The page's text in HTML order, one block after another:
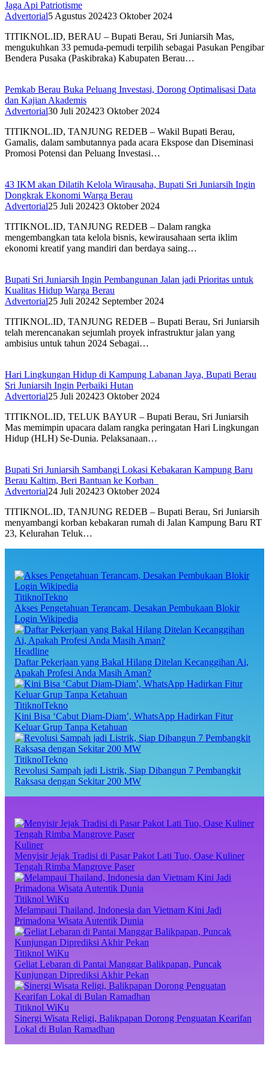
Jaga Api Patriotisme
Advertorial5 Agustus 202423 Oktober 2024
TITIKNOL.ID, BERAU – Bupati Berau, Sri Juniarsih Mas,
mengukuhkan 33 pemuda-pemudi terpilih sebagai Pasukan Pengibar
Bendera Pusaka (Paskibraka) Kabupaten Berau…
Pemkab Berau Buka Peluang Investasi, Dorong Optimalisasi Data
dan Kajian Akademis
Advertorial30 Juli 202423 Oktober 2024
TITIKNOL.ID, TANJUNG REDEB – Wakil Bupati Berau,
Gamalis, dalam sambutannya pada acara Ekspose dan Diseminasi
Promosi Potensi dan Peluang Investasi…
43 IKM akan Dilatih Kelola Wirausaha, Bupati Sri Juniarsih Ingin
Dongkrak Ekonomi Warga Berau
Advertorial25 Juli 202423 Oktober 2024
TITIKNOL.ID, TANJUNG REDEB – Dalam rangka
mengembangkan tata kelola bisnis, kewirausahaan serta iklim
ekonomi kreatif yang mandiri dan berdaya saing…
Bupati Sri Juniarsih Ingin Pembangunan Jalan jadi Prioritas untuk
Kualitas Hidup Warga Berau
Advertorial25 Juli 20242 September 2024
TITIKNOL.ID, TANJUNG REDEB – Bupati Berau, Sri Juniarsih
telah merencanakan sejumlah proyek infrastruktur jalan yang
ambisius untuk tahun 2024 Sebagai…
Hari Lingkungan Hidup di Kampung Labanan Jaya, Bupati Berau
Sri Juniarsih Ingin Perbaiki Hutan
Advertorial25 Juli 202423 Oktober 2024
TITIKNOL.ID, TELUK BAYUR – Bupati Berau, Sri Juniarsih
Mas memimpin upacara dalam rangka peringatan Hari Lingkungan
Hidup (HLH) Se-Dunia. Pelaksanaan…
Bupati Sri Juniarsih Sambangi Lokasi Kebakaran Kampung Baru
Berau Kaltim, Beri Bantuan ke Korban
Advertorial24 Juli 202423 Oktober 2024
TITIKNOL.ID, TANJUNG REDEB – Bupati Berau, Sri Juniarsih
menyambangi korban kebakaran rumah di Jalan Kampung Baru RT
23, Kelurahan Teluk…
TitiknolTekno
Akses Pengetahuan Terancam, Desakan Pembukaan Blokir
Login Wikipedia
Headline
Daftar Pekerjaan yang Bakal Hilang Ditelan Kecanggihan Ai,
Apakah Profesi Anda Masih Aman?
TitiknolTekno
Kini Bisa ‘Cabut Diam-Diam’, WhatsApp Hadirkan Fitur
Keluar Grup Tanpa Ketahuan
TitiknolTekno
Revolusi Sampah jadi Listrik, Siap Dibangun 7 Pembangkit
Raksasa dengan Sekitar 200 MW
Kuliner
Menyisir Jejak Tradisi di Pasar Pakot Lati Tuo, Oase Kuliner
Tengah Rimba Mangrove Paser
Titiknol WiKu
Melampaui Thailand, Indonesia dan Vietnam Kini Jadi
Primadona Wisata Autentik Dunia
Titiknol WiKu
Geliat Lebaran di Pantai Manggar Balikpapan, Puncak
Kunjungan Diprediksi Akhir Pekan
Titiknol WiKu
Sinergi Wisata Religi, Balikpapan Dorong Penguatan Kearifan
Lokal di Bulan Ramadhan